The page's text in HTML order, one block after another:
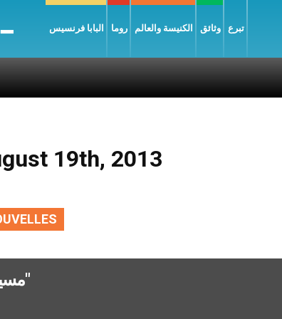
البابا فرنسيس روما الكنيسة والعالم وثائق تبرع
19th, 2013
" Memes مسيحية"